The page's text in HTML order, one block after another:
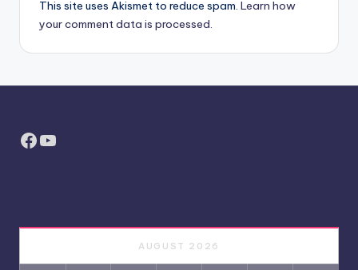
This site uses Akismet to reduce spam. Learn how
your comment data is processed.
Facebook
YouTube
AUGUST 2026